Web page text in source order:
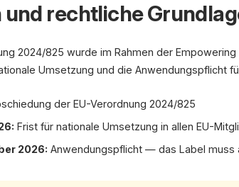
und rechtliche
2024/825 wurde im Rahmen der
Umsetzung und die Anwendungspflicht
der EU-Verordnung 2024/825
Frist für nationale Umsetzung in allen EU-
2026: Anwendungspflicht — das Label muss